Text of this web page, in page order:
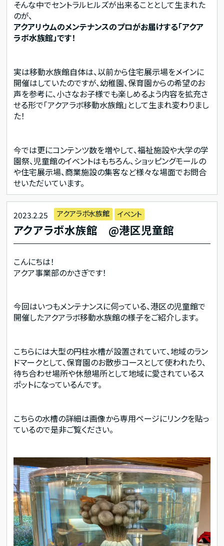
そんな中でセントラルヒルズが出来ることとして生まれた
のが、
アクアリウムのメンテナンスのプロがお届けする「アクア
ラボ水族館」です！
実は移動水族館自体は、以前から住宅展示場をメインに
開催はしていたのですが、幼稚園、保育園からの希望のお
声を参考に、小さなお子様でも楽しめるよう内容を拡充さ
せる形で「アクアラボ移動水族館」として生まれ変わりまし
た！
今では更にコンテンツ数を増やして、福祉施設や大学の学
園祭、児童館のイベントはもちろん、ショッピングモールの
や住宅展示場、商業施設の集客など様々な場面でお問合
せいただいています。
2023.2.25 アクアラボ水族館 イベント
アクアラボ水族館 @港区児童館
こんにちは！
アクア事業部のかさぎです！
今回はいつもメンテナンスに伺っている、港区の児童館で
開催したアクアラボ移動水族館の様子をご紹介します。
こちらには大型の円柱水槽が設置されていて、地域のラン
ドマークとして、保育園のお散歩コースとして使われたり、
待ち合わせ場所や休憩場所として地域に愛されているス
ポットになっているんです。
こちらの水槽の詳細は画像から専用ページにリンクを貼っ
ているので是非ご覧ください。